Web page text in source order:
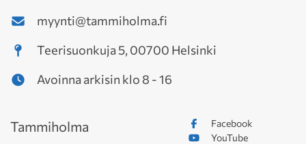
myynti@tammiholma.fi
Teerisuonkuja 5, 00700 Helsinki
Avoinna arkisin klo 8 - 16
Facebook
YouTube
Tammiholma